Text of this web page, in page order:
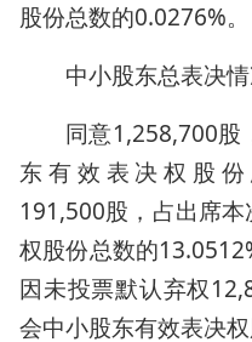
股份总数的0.0276%。
中小股东总表决情
同意1,258,700股
东有效表决权股份
191,500股，占出席
权股份总数的
因未投票默认弃权
会中小股东有效表决